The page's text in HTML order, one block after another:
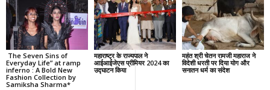
The Seven Sins of
Everyday Life” at ramp
inferno : A Bold New
Fashion Collection by
Samiksha Sharma*
महाराष्ट्र के राज्यपाल ने
आईआईजेएस प्रीमियर 2024 का
उद्घाटन किया
महंत श्री चेतन रामजी महाराज ने
विदेशी धरती पर दिया योग और
सनातन धर्म का संदेश